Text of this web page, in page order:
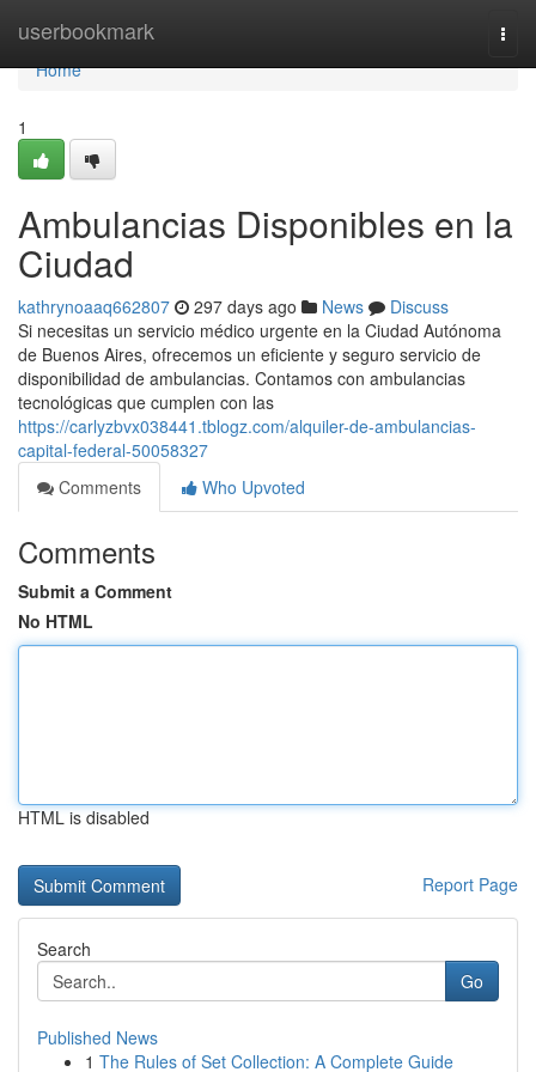
userbookmark
Home
Home
1
Ambulancias Disponibles en la
Ciudad
kathrynoaaq662807 297 days ago News
Discuss
Si necesitas un servicio médico urgente en la Ciudad Autónoma
de Buenos Aires, ofrecemos un eficiente y seguro servicio de
disponibilidad de ambulancias. Contamos con ambulancias
tecnológicas que cumplen con las
https://carlyzbvx038441.tblogz.com/alquiler-de-ambulancias-
capital-federal-50058327
Comments
Who Upvoted
Comments
Submit a Comment
No HTML
HTML is disabled
Report Page
Search
Go
Published News
1 The Rules of Set Collection: A Complete Guide